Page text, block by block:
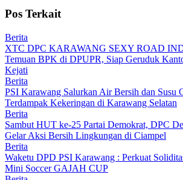
Pos Terkait
Berita
XTC DPC KARAWANG SEXY ROAD
Temuan BPK di DPUPR, Siap Geruduk
Kejati
Berita
PSI Karawang Salurkan Air Bersih dan Susu
Terdampak Kekeringan di Karawang Selatan
Berita
Sambut HUT ke-25 Partai Demokrat, DPC
Gelar Aksi Bersih Lingkungan di Ciampel
Berita
Waketu DPD PSI Karawang : Perkuat
Mini Soccer GAJAH CUP